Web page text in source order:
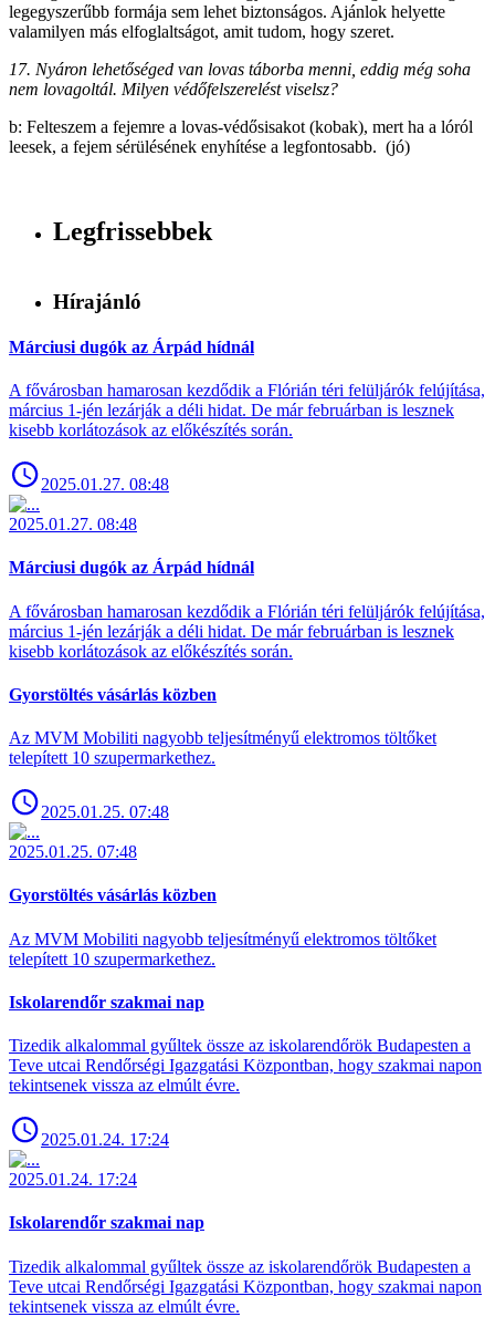
legegyszerűbb formája sem lehet biztonságos. Ajánlok helyette
valamilyen más elfoglaltságot, amit tudom, hogy szeret.
17. Nyáron lehetőséged van lovas táborba menni, eddig még soha
nem lovagoltál. Milyen védőfelszerelést viselsz?
b: Felteszem a fejemre a lovas-védősisakot (kobak), mert ha a lóról
leesek, a fejem sérülésének enyhítése a legfontosabb. (jó)
Legfrissebbek
Hírajánló
Márciusi dugók az Árpád hídnál
A fővárosban hamarosan kezdődik a Flórián téri felüljárók felújítása,
március 1-jén lezárják a déli hidat. De már februárban is lesznek
kisebb korlátozások az előkészítés során.
2025.01.27. 08:48
2025.01.27. 08:48
Márciusi dugók az Árpád hídnál
A fővárosban hamarosan kezdődik a Flórián téri felüljárók felújítása,
március 1-jén lezárják a déli hidat. De már februárban is lesznek
kisebb korlátozások az előkészítés során.
Gyorstöltés vásárlás közben
Az MVM Mobiliti nagyobb teljesítményű elektromos töltőket
telepített 10 szupermarkethez.
2025.01.25. 07:48
2025.01.25. 07:48
Gyorstöltés vásárlás közben
Az MVM Mobiliti nagyobb teljesítményű elektromos töltőket
telepített 10 szupermarkethez.
Iskolarendőr szakmai nap
Tizedik alkalommal gyűltek össze az iskolarendőrök Budapesten a
Teve utcai Rendőrségi Igazgatási Központban, hogy szakmai napon
tekintsenek vissza az elmúlt évre.
2025.01.24. 17:24
2025.01.24. 17:24
Iskolarendőr szakmai nap
Tizedik alkalommal gyűltek össze az iskolarendőrök Budapesten a
Teve utcai Rendőrségi Igazgatási Központban, hogy szakmai napon
tekintsenek vissza az elmúlt évre.